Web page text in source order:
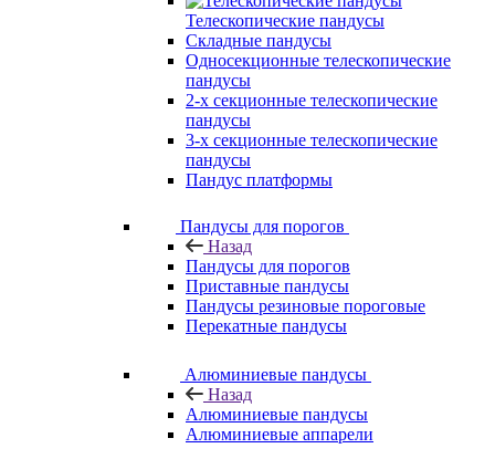
Телескопические пандусы
Складные пандусы
Односекционные телескопические
пандусы
2-х секционные телескопические
пандусы
3-х секционные телескопические
пандусы
Пандус платформы
Пандусы для порогов
Назад
Пандусы для порогов
Приставные пандусы
Пандусы резиновые пороговые
Перекатные пандусы
Алюминиевые пандусы
Назад
Алюминиевые пандусы
Алюминиевые аппарели